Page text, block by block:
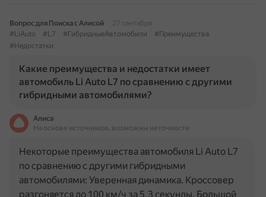
Вопрос для Поиска с Алисой
27 сентября
#LiAuto
#L7 #ГибридныеАвтомобили
#Преимущества
#Недостатки
Какие преимущества и недостатки имеет
автомобиль Li Auto L7 по сравнению с другими
гибридными автомобилями?
Алиса
На основе источников, возможны неточности
Некоторые преимущества автомобиля Li Auto L7
по сравнению с другими гибридными
автомобилями: Уверенная динамика. Кроссовер
разгоняется до 100 км/ч за 5,3 секунды. Большой